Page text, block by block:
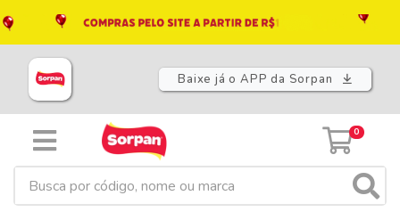
Baixe já o APP da Sorpan
0